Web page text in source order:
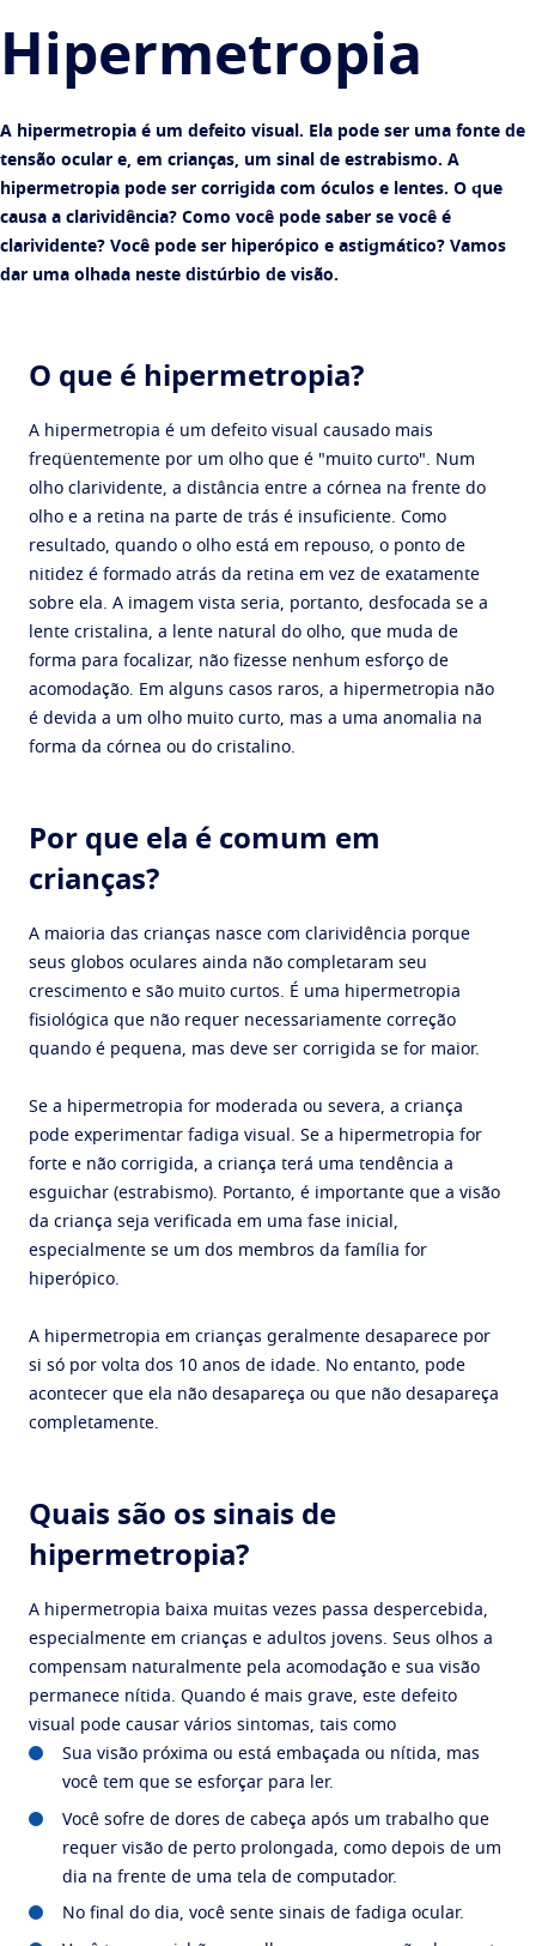
Transitions Lentes fotossensíveis (que se adaptam à luz)
Blue UV Soluções de filtragem para proteção no dia a dia
Melhorar
Crizal Tratamento antirreflexo para lentes
Varilux
Promoções
Você de Varilux
Encontre uma óptica
Olhar por idade
Ver todos os artigos
Hipermetropia
A hipermetropia é um defeito visual. Ela pode ser uma fonte de
tensão ocular e, em crianças, um sinal de estrabismo. A
hipermetropia pode ser corrigida com óculos e lentes. O que
causa a clarividência? Como você pode saber se você é
clarividente? Você pode ser hiperópico e astigmático? Vamos
dar uma olhada neste distúrbio de visão.
O que é hipermetropia?
A hipermetropia é um defeito visual causado mais
freqüentemente por um olho que é "muito curto". Num
olho clarividente, a distância entre a córnea na frente do
olho e a retina na parte de trás é insuficiente. Como
resultado, quando o olho está em repouso, o ponto de
nitidez é formado atrás da retina em vez de exatamente
sobre ela. A imagem vista seria, portanto, desfocada se a
lente cristalina, a lente natural do olho, que muda de
forma para focalizar, não fizesse nenhum esforço de
acomodação. Em alguns casos raros, a hipermetropia não
é devida a um olho muito curto, mas a uma anomalia na
forma da córnea ou do cristalino.
Por que ela é comum em
crianças?
A maioria das crianças nasce com clarividência porque
seus globos oculares ainda não completaram seu
crescimento e são muito curtos. É uma hipermetropia
fisiológica que não requer necessariamente correção
quando é pequena, mas deve ser corrigida se for maior.
Se a hipermetropia for moderada ou severa, a criança
pode experimentar fadiga visual. Se a hipermetropia for
forte e não corrigida, a criança terá uma tendência a
esguichar (estrabismo). Portanto, é importante que a visão
da criança seja verificada em uma fase inicial,
especialmente se um dos membros da família for
hiperópico.
A hipermetropia em crianças geralmente desaparece por
si só por volta dos 10 anos de idade. No entanto, pode
acontecer que ela não desapareça ou que não desapareça
completamente.
Quais são os sinais de
hipermetropia?
A hipermetropia baixa muitas vezes passa despercebida,
especialmente em crianças e adultos jovens. Seus olhos a
compensam naturalmente pela acomodação e sua visão
permanece nítida. Quando é mais grave, este defeito
visual pode causar vários sintomas, tais como
Sua visão próxima ou está embaçada ou nítida, mas
você tem que se esforçar para ler.
Você sofre de dores de cabeça após um trabalho que
requer visão de perto prolongada, como depois de um
dia na frente de uma tela de computador.
No final do dia, você sente sinais de fadiga ocular.